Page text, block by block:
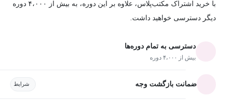
با خرید اشتراک مکتب‌پلاس، علاوه بر این دوره، به بیش از ۴،۰۰۰ دوره
دیگر دسترسی خواهید داشت.
دسترسی به تمام دوره‌ها
بیش از ۴،۰۰۰ دوره
ضمانت بازگشت وجه شرایط